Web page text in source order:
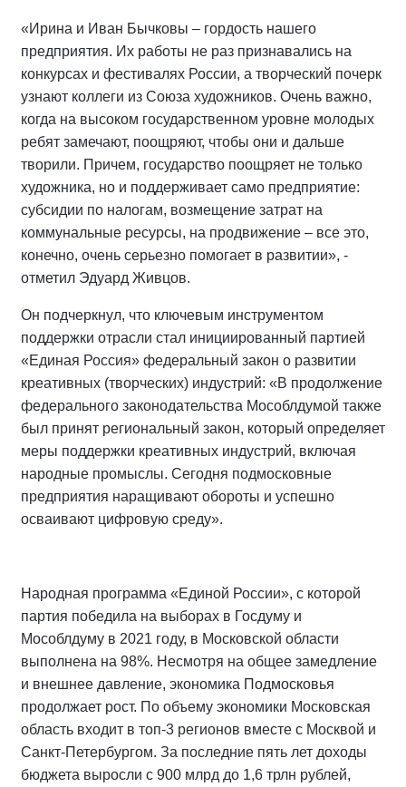
«Ирина и Иван Бычковы – гордость нашего
предприятия. Их работы не раз признавались на
конкурсах и фестивалях России, а творческий почерк
узнают коллеги из Союза художников. Очень важно,
когда на высоком государственном уровне молодых
ребят замечают, поощряют, чтобы они и дальше
творили. Причем, государство поощряет не только
художника, но и поддерживает само предприятие:
субсидии по налогам, возмещение затрат на
коммунальные ресурсы, на продвижение – все это,
конечно, очень серьезно помогает в развитии», -
отметил Эдуард Живцов.
Он подчеркнул, что ключевым инструментом
поддержки отрасли стал инициированный партией
«Единая Россия» федеральный закон о развитии
креативных (творческих) индустрий: «В продолжение
федерального законодательства Мособлдумой также
был принят региональный закон, который определяет
меры поддержки креативных индустрий, включая
народные промыслы. Сегодня подмосковные
предприятия наращивают обороты и успешно
осваивают цифровую среду».
Народная программа «Единой России», с которой
партия победила на выборах в Госдуму и
Мособлдуму в 2021 году, в Московской области
выполнена на 98%. Несмотря на общее замедление
и внешнее давление, экономика Подмосковья
продолжает рост. По объему экономики Московская
область входит в топ-3 регионов вместе с Москвой и
Санкт-Петербургом. За последние пять лет доходы
бюджета выросли с 900 млрд до 1,6 трлн рублей,